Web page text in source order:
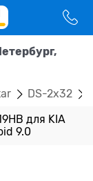
DS-2x32
для KIA
9.0